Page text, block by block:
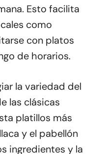
Esto facilita
como
con platos
de horarios.
la variedad del
las clásicas
platillos más
y el pabellón
ingredientes y la